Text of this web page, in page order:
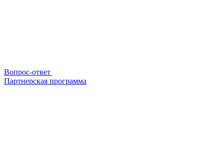
Вопрос-ответ
Партнерская программа